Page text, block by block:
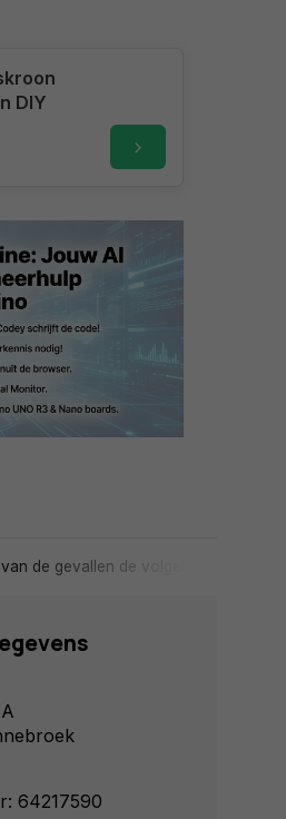
DIY
de gevallen de volgende dag in
64217590